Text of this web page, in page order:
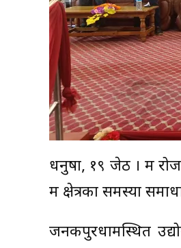
धनुषा, १९ जेठ । श्रम
श्रम क्षेत्रका समस्या
जनकपुरधामस्थित